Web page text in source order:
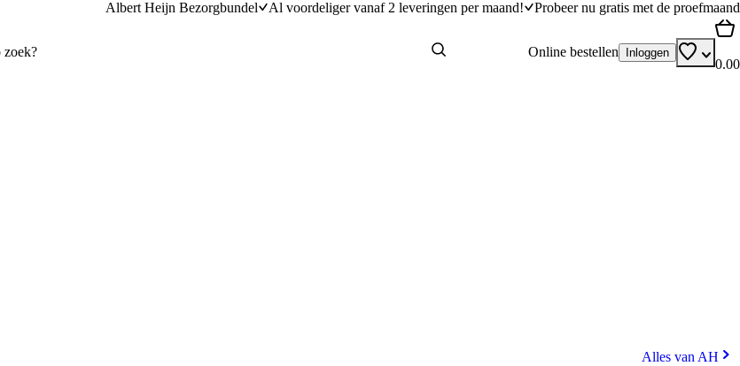
Albert Heijn Bezorgbundel Al voordeliger vanaf 2 leveringen per maand! Probeer nu gratis met de proefmaand
Online bestellen Inloggen
0.00
Alles van AH